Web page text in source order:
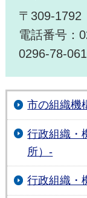
〒309-
電話番号：
0296-78-
市の組織機
行政組織・
所）-
行政組織